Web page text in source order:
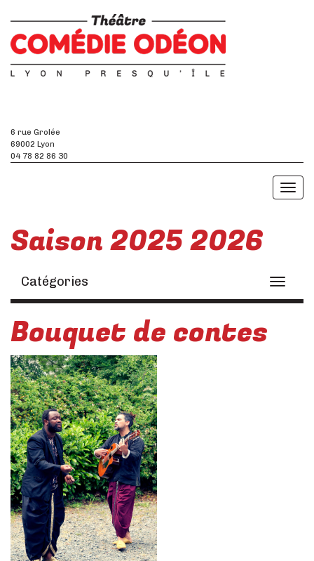
6 rue Grolée
69002 Lyon
04 78 82 86 30
Toggle
Saison 2025 2026
Toggle
Catégories
Bouquet de contes